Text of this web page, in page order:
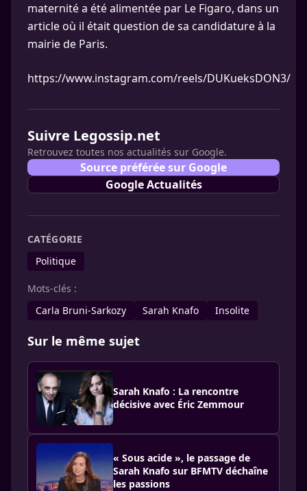
maternité a été alimentée par Le Figaro, dans un
article où il était question de sa candidature à la
mairie de Paris.
https://www.instagram.com/reels/DUKueksDON3/
Suivre Legossip.net
Retrouvez toutes nos actualités sur Google.
Source préférée sur Google
Google Actualités
CATÉGORIE
Politique
Mots-clés :
Carla Bruni-Sarkozy
Sarah Knafo Insolite
Sur le même sujet
Sarah Knafo : La rencontre
décisive avec Éric Zemmour
« Sous acide », le passage de
Sarah Knafo sur BFMTV déchaîne
les passions